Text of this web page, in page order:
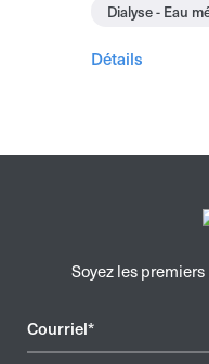
Dialyse - Eau
Détails
Soyez les
Courriel*